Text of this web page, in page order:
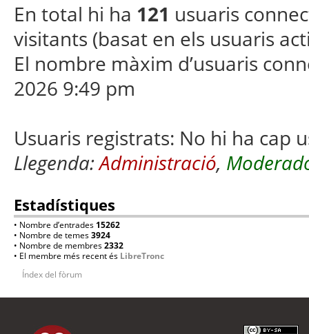
En total hi ha 121 usuaris
visitants (basat en els usuaris
El nombre màxim d’usuaris
2026 9:49 pm
Usuaris registrats: No hi ha cap
Llegenda:Administració,
Estadístiques
• Nombre d’entrades 15262
• Nombre de temes3924
• Nombre de membres2332
• El membre més recent és LibreTronc
Índex del fòrum